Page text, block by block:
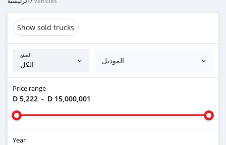
Show sold trucks
الصنع
الموديل
Price range
D 5,222 - D 15,000,001
Year